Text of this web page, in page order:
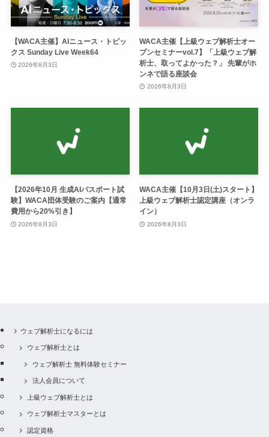
【WACA主催】AIニュース・トピッ
クス Sunday Live Week64
2026年8月3日
WACA主催【上級ウェブ解析士オー
プンセミナーvol.7】「上級ウェブ解
析士、取ってよかった？」 先輩がホ
ンネで語る座談会
2026年8月3日
【2026年10月 生成AIパスポート試
験】WACA団体受験のご案内【通常
費用から20%引き】
2026年8月3日
WACA主催【10月3日(土)スタート】
上級ウェブ解析士認定講座（オンラ
イン）
2026年8月3日
ウェブ解析士になるには
ウェブ解析士とは
ウェブ解析士 無料体験セミナー
法人会員について
上級ウェブ解析士とは
ウェブ解析士マスターとは
認定資格